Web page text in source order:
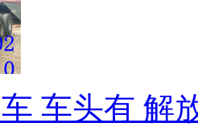
车头有 解